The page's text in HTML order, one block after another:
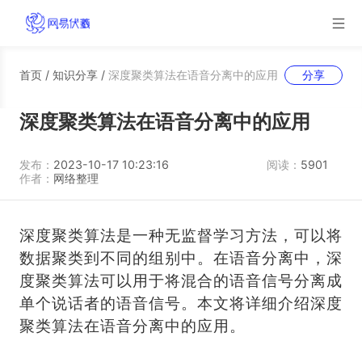
首页 / 知识分享 / 深度聚类算法在语音分离中的应用 分享
深度聚类算法在语音分离中的应用
发布： 2023-10-17 10:23:16 阅读： 5901
作者： 网络整理
深度聚类算法是一种无监督学习方法，可以将
数据聚类到不同的组别中。在语音分离中，深
度聚类算法可以用于将混合的语音信号分离成
单个说话者的语音信号。本文将详细介绍深度
聚类算法在语音分离中的应用。